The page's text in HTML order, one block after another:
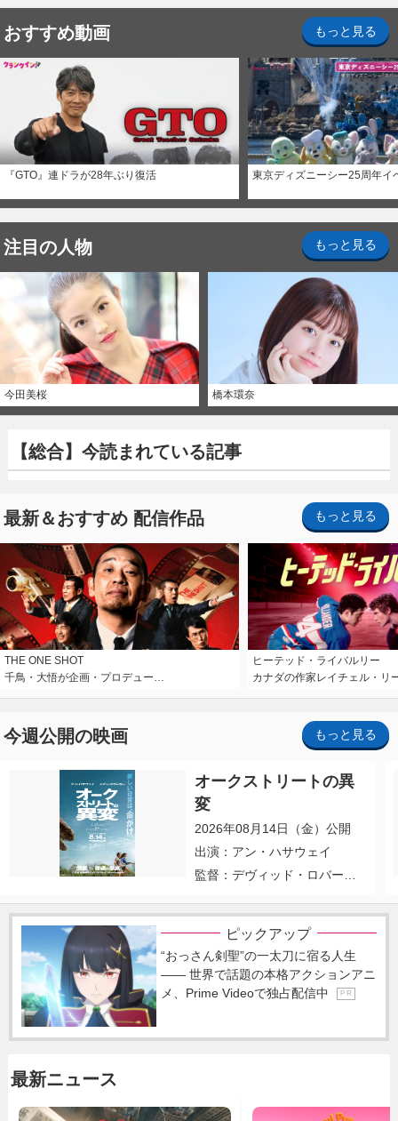
おすすめ動画 もっと見る
『GTO』連ドラが28年ぶり復活 東京ディズニーシー25周年イ
注目の人物 もっと見る
今田美桜 橋本環奈
【総合】今読まれている記事
最新＆おすすめ 配信作品 もっと見る
THE ONE SHOT
千鳥・大悟が企画・プロデュー…
ヒーテッド・ライバルリー
カナダの作家レイチェル・リ
今週公開の映画 もっと見る
オークストリートの異
変
2026年08月14日（金）公開
出演：アン・ハサウェイ
監督：デヴィッド・ロバー
ピックアップ
“おっさん剣聖”の一太刀に宿る人生
―― 世界で話題の本格アクションアニ
メ、Prime Videoで独占配信中
P R
最新ニュース